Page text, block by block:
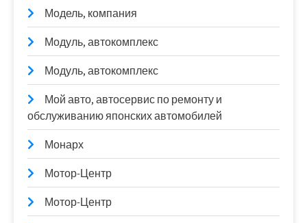
Модель, компания
Модуль, автокомплекс
Модуль, автокомплекс
Мой авто, автосервис по ремонту и
обслуживанию японских автомобилей
Монарх
Мотор-Центр
Мотор-Центр